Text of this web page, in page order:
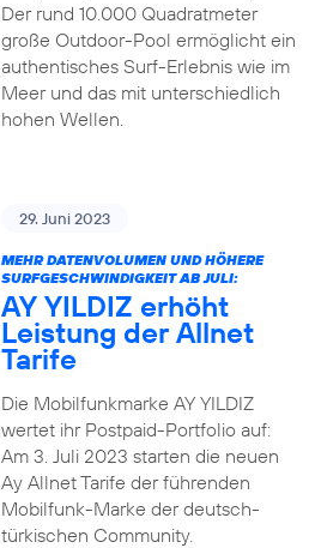
Der rund 10.000 Quadratmeter
große Outdoor-Pool ermöglicht ein
authentisches Surf-Erlebnis wie im
Meer und das mit unterschiedlich
hohen Wellen.
29. Juni 2023
MEHR DATENVOLUMEN UND HÖHERE
SURFGESCHWINDIGKEIT AB JULI:
AY YILDIZ erhöht
Leistung der Allnet
Tarife
Die Mobilfunkmarke AY YILDIZ
wertet ihr Postpaid-Portfolio auf:
Am 3. Juli 2023 starten die neuen
Ay Allnet Tarife der führenden
Mobilfunk-Marke der deutsch-
türkischen Community.